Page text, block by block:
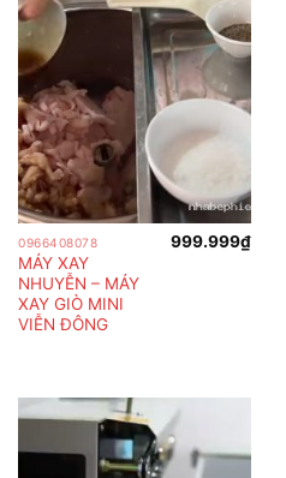
0966408078
MÁY XAY
NHUYỄN – MÁY
XAY GIÒ MINI
VIỄN ĐÔNG
999.999₫